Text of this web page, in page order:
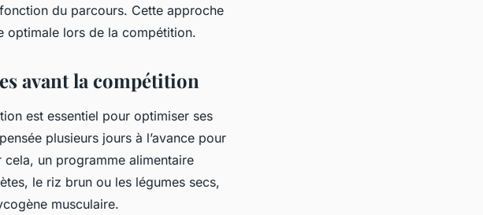
du parcours. Cette approche
optimale lors de la compétition.
avant la compétition
est essentiel pour optimiser ses
plusieurs jours à l’avance pour
un programme alimentaire
le riz brun ou les légumes secs,
musculaire.